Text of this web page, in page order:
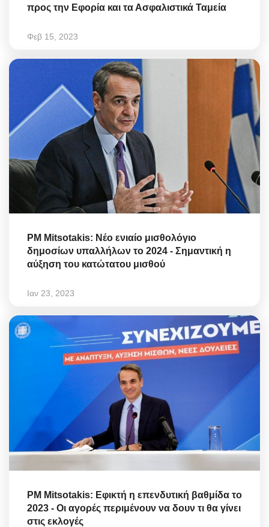
προς την Εφορία και τα Ασφαλιστικά Ταμεία
Φεβ 15, 2023
PM Mitsotakis: Νέο ενιαίο μισθολόγιο
δημοσίων υπαλλήλων το 2024 - Σημαντική η
αύξηση του κατώτατου μισθού
Ιαν 23, 2023
PM Mitsotakis: Εφικτή η επενδυτική βαθμίδα το
2023 - Οι αγορές περιμένουν να δουν τι θα γίνει
στις εκλογές